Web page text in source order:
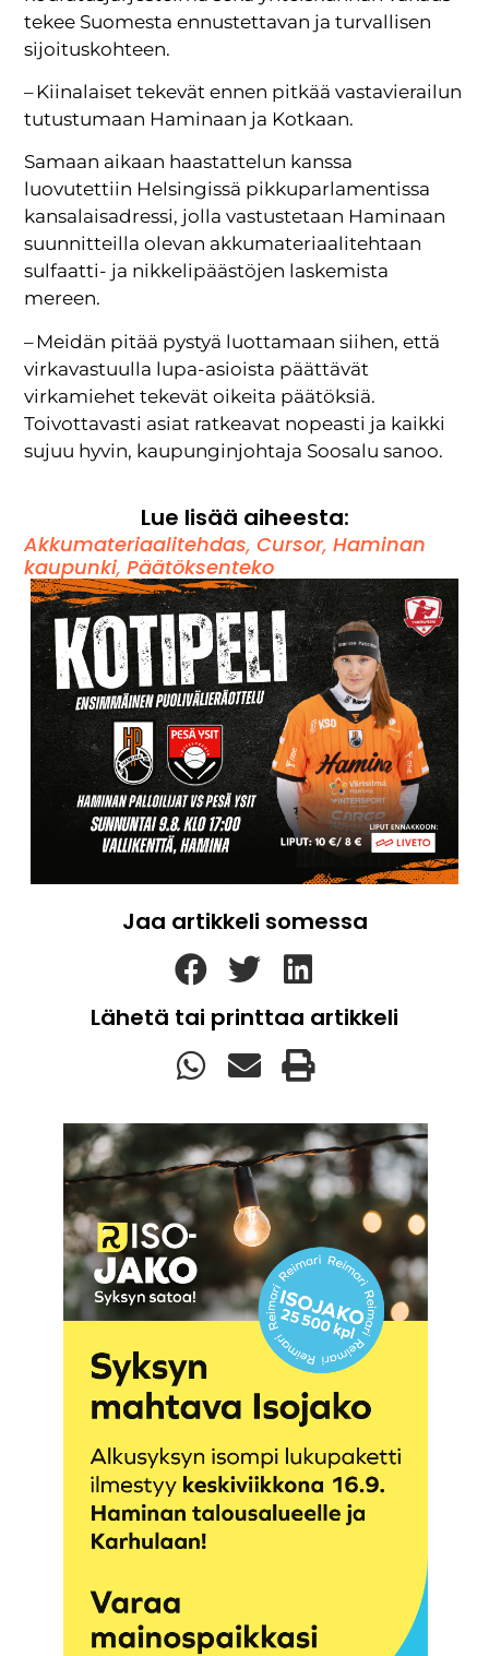
tekee Suomesta ennustettavan ja turvallisen
sijoituskohteen.
– Kiinalaiset tekevät ennen pitkää vastavierailun
tutustumaan Haminaan ja Kotkaan.
Samaan aikaan haastattelun kanssa
luovutettiin Helsingissä pikkuparlamentissa
kansalaisadressi, jolla vastustetaan Haminaan
suunnitteilla olevan akkumateriaalitehtaan
sulfaatti- ja nikkelipäästöjen laskemista
mereen.
– Meidän pitää pystyä luottamaan siihen, että
virkavastuulla lupa-asioista päättävät
virkamiehet tekevät oikeita päätöksiä.
Toivottavasti asiat ratkeavat nopeasti ja kaikki
sujuu hyvin, kaupunginjohtaja Soosalu sanoo.
Lue lisää aiheesta:
Akkumateriaalitehdas,Cursor,Haminan
kaupunki,Päätöksenteko
Jaa artikkeli somessa
Lähetä tai printtaa artikkeli